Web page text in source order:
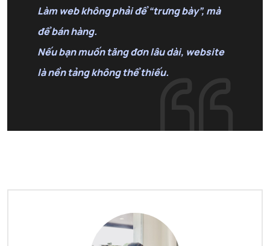
Làm web không phải để “trưng bày”, mà
để bán hàng.
Nếu bạn muốn tăng đơn lâu dài, website
là nền tảng không thể thiếu.